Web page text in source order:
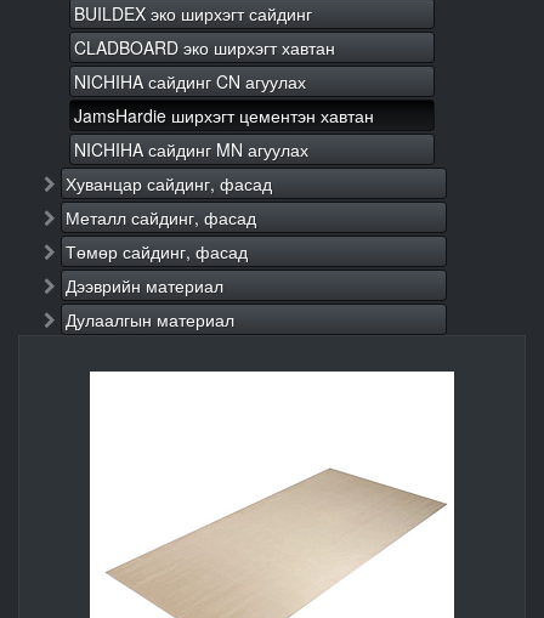
BUILDEX эко ширхэгт сайдинг
CLADBOARD эко ширхэгт хавтан
NICHIHA сайдинг CN агуулах
JamsHardie ширхэгт цементэн хавтан
NICHIHA сайдинг MN агуулах
Хуванцар сайдинг, фасад
Металл сайдинг, фасад
Төмөр сайдинг, фасад
Дээврийн материал
Дулаалгын материал